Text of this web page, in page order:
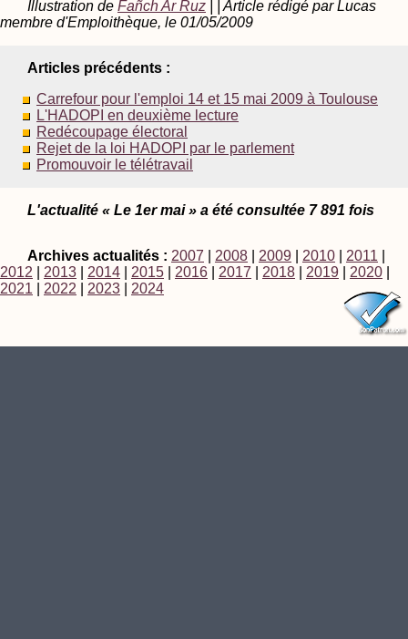
Illustration de Fañch Ar Ruz | | Article rédigé par Lucas
membre d'Emploithèque, le 01/05/2009
Articles précédents :
Carrefour pour l'emploi 14 et 15 mai 2009 à Toulouse
L'HADOPI en deuxième lecture
Redécoupage électoral
Rejet de la loi HADOPI par le parlement
Promouvoir le télétravail
L'actualité « Le 1er mai » a été consultée 7 891 fois
Archives actualités : 2007 2008 2009 2010 2011
2012
2013 2014 2015 2016 2017 2018 2019 2020
2021
2022 2023 2024